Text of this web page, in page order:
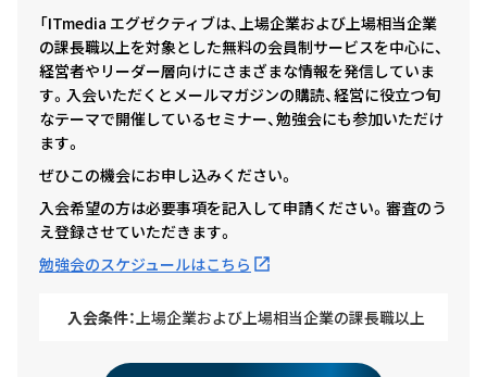
「ITmedia エグゼクティブは、上場企業および上場相当企業
の課長職以上を対象とした無料の会員制サービスを中心に、
経営者やリーダー層向けにさまざまな情報を発信していま
す。入会いただくとメールマガジンの購読、経営に役立つ旬
なテーマで開催しているセミナー、勉強会にも参加いただけ
ます。
ぜひこの機会にお申し込みください。
入会希望の方は必要事項を記入して申請ください。審査のう
え登録させていただきます。
勉強会のスケジュールはこちら
入会条件： 上場企業および上場相当企業の課長職以上